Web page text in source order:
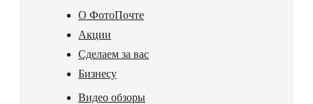
О ФотоПочте
Акции
Сделаем за вас
Бизнесу
Видео обзоры